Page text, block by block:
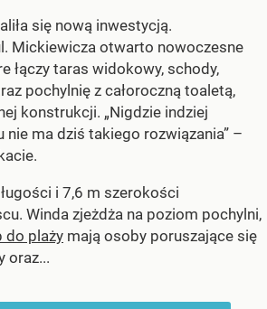
się nową inwestycją.
Mickiewicza otwarto nowoczesne
łączy taras widokowy, schody,
pochylnię z całoroczną toaletą,
konstrukcji. „Nigdzie indziej
nie ma dziś takiego rozwiązania” –
i 7,6 m szerokości
Winda zjeżdża na poziom pochylni,
do plaży mają osoby poruszające się
oraz...